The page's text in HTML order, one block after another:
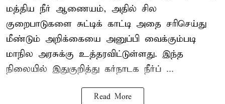
மத்திய நீர் ஆணையம், அதில் சில
குறைபாடுகளை சுட்டிக் காட்டி அதை சரிசெய்து
மீண்டும் அறிக்கையை அனுப்பி வைக்கும்படி
மாநில அரசுக்கு உத்தரவிட்டுள்ளது. இந்த
நிலையில் இதுகுறித்து கர்நாடக நீர்ப் ...
Read More